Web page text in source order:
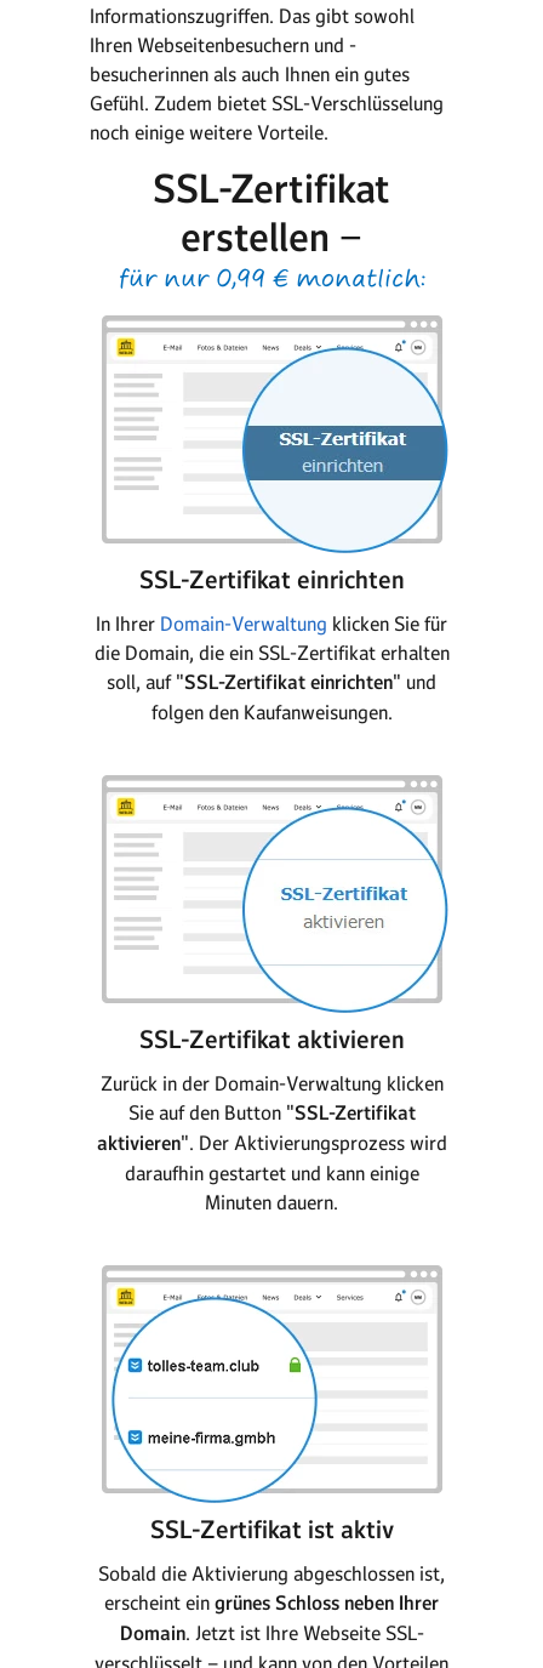
Informationszugriffen. Das gibt sowohl
Ihren Webseitenbesuchern und -
besucherinnen als auch Ihnen ein gutes
Gefühl. Zudem bietet SSL-Verschlüsselung
noch einige weitere Vorteile.
SSL-Zertifikat
erstellen −
für nur 0,99 € monatlich:
SSL-Zertifikat einrichten
In Ihrer Domain-Verwaltung klicken Sie für
die Domain, die ein SSL-Zertifikat erhalten
soll, auf "SSL-Zertifikat einrichten" und
folgen den Kaufanweisungen.
SSL-Zertifikat aktivieren
Zurück in der Domain-Verwaltung klicken
Sie auf den Button "SSL-Zertifikat
aktivieren". Der Aktivierungsprozess wird
daraufhin gestartet und kann einige
Minuten dauern.
SSL-Zertifikat ist aktiv
Sobald die Aktivierung abgeschlossen ist,
erscheint ein grünes Schloss neben Ihrer
Domain. Jetzt ist Ihre Webseite SSL-
verschlüsselt – und kann von den Vorteilen